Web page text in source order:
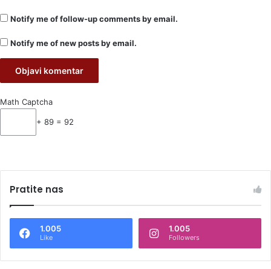
Notify me of follow-up comments by email.
Notify me of new posts by email.
Math Captcha
+ 89 = 92
Pratite nas
1.005
Like
1.005
Followers